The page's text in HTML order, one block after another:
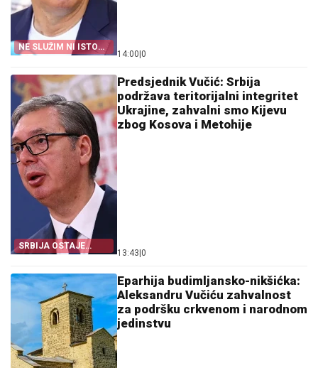
NE SLUŽIM NI ISTOKU
NI ZAPADU
14:00 0
SRBIJA OSTAJE
DOSLJEDNA POVELJI
Predsjednik Vučić: Srbija
podržava teritorijalni integritet
Ukrajine, zahvalni smo Kijevu
zbog Kosova i Metohije
13:43 0
Eparhija budimljansko-nikšićka:
Aleksandru Vučiću zahvalnost
za podršku crkvenom i narodnom
jedinstvu